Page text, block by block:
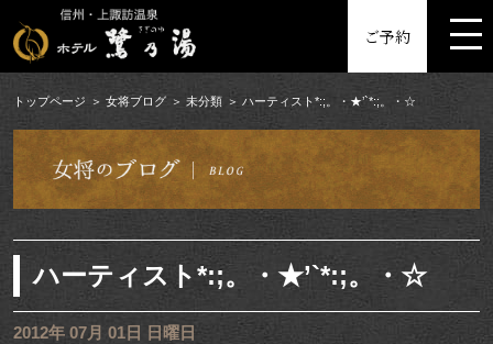
ご予約
トップページ 女将ブログ 未分類 ハーティスト*:;。・★’`*:;。・☆
ハーティスト*:;。・★’`*:;。・☆
2012年 07月 01日 日曜日